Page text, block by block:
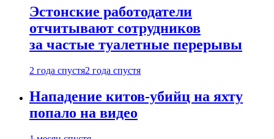
Эстонские работодатели
отчитывают сотрудников
за частые туалетные перерывы
2 года спустя2 года спустя
Нападение китов-убийц на яхту
попало на видео